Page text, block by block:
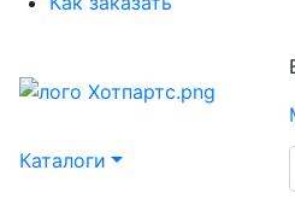
Каталоги